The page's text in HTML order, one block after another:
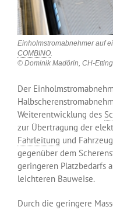
Einholmstromabnehmer auf
COMBINO.
© Dominik Madörin, CH-
Der
Weiterentwicklung des
zur Übertragung der
Fahrleitung und
gegenüber dem
geringeren Platzbedarfs
leichteren Bauweise.
Durch die geringere